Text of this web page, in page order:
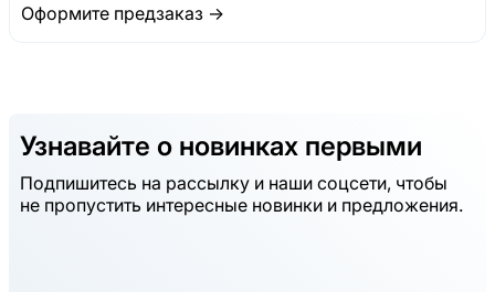
Оформите предзаказ →
Узнавайте о новинках первыми
Подпишитесь на рассылку и наши соцсети, чтобы
не пропустить интересные новинки и предложения.